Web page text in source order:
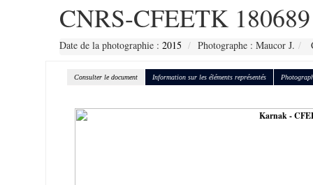
CNRS-CFEETK 180689
Date de la photographie : 2015 Photographe : Maucor J.
Consulter le document Information sur les éléments représentés